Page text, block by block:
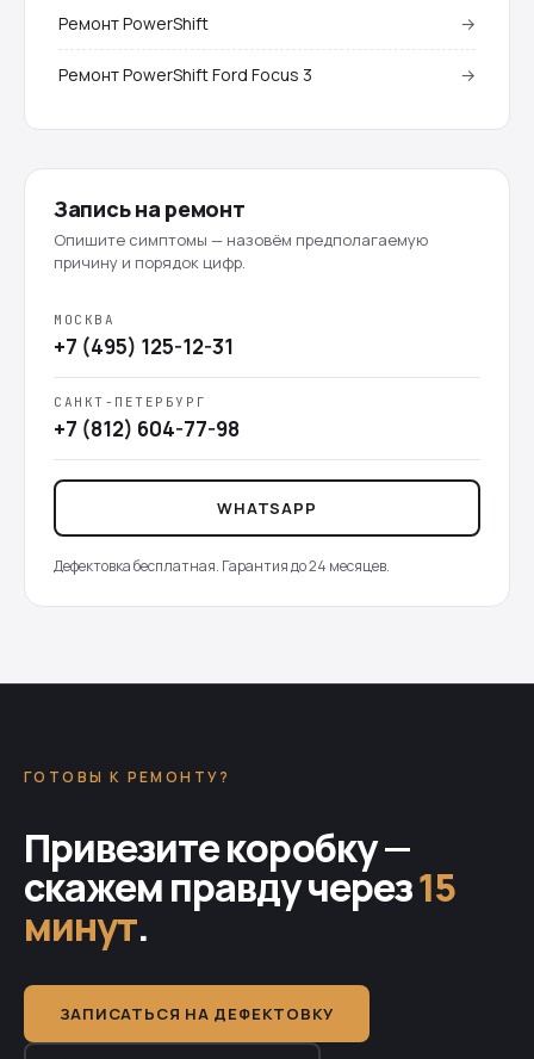
Ремонт PowerShift →
Ремонт PowerShift Ford Focus 3 →
Запись на ремонт
Опишите симптомы — назовём предполагаемую
причину и порядок цифр.
МОСКВА
+7 (495) 125-12-31
САНКТ-ПЕТЕРБУРГ
+7 (812) 604-77-98
WHATSAPP
Дефектовка бесплатная. Гарантия до 24 месяцев.
ГОТОВЫ К РЕМОНТУ?
Привезите коробку —
скажем правду через15
минут.
ЗАПИСАТЬСЯ НА ДЕФЕКТОВКУ